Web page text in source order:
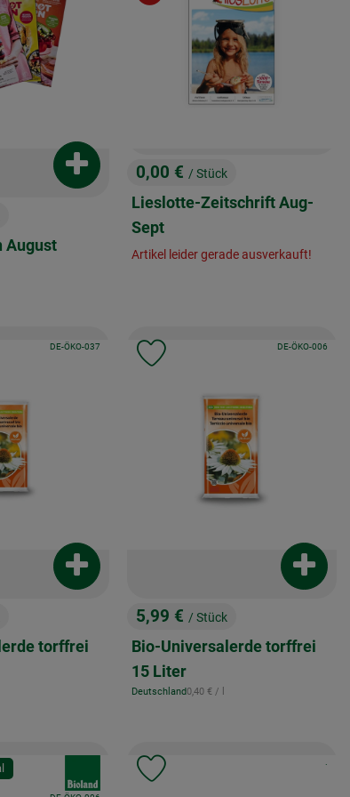
August
Produkt zum Warenkorb hinzufügen
, Preis:
0,00 € / Stück
Lieslotte-Zeitschrift Aug-
Sept
Artikel leider gerade ausverkauft!
torffrei
Produkt zum Warenkorb hinzufügen
, Verband:
, Kontrollstelle:
DE-ÖKO-037
Favouriten hinzufügen
, Preis:
5,99 € / Stück
Bio-Universalerde torffrei
15 Liter
, Herkunft:
Deutschland, Referenzpreis:
0,40 € / l
, Verband:
, Kontrollstelle:
DE-ÖKO-006
Produkt zu Favouriten
Favouriten hinzufügen
,
Produkt zu Favouriten